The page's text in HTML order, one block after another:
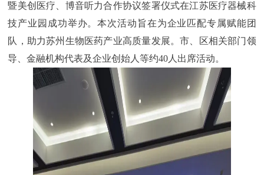
暨美创医疗、博音听力合作协议签署仪式在江苏医疗器械科
技产业园成功举办。本次活动旨在为企业匹配专属赋能团
队，助力苏州生物医药产业高质量发展。市、区相关部门领
导、金融机构代表及企业创始人等约40人出席活动。